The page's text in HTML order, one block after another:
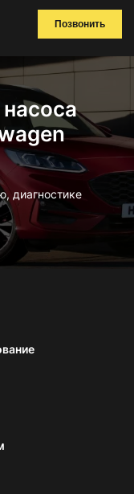
Позвонить
диагностике